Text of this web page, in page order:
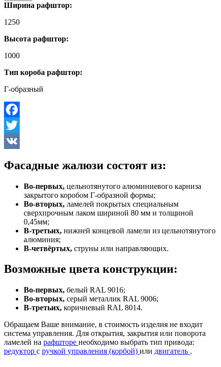
Ширина рафштор:
1250
Высота рафштор:
1000
Тип короба рафштор:
Г-образный
Facebook
Twitter
Фасадные жалюзи состоят из:
Во-первых, цельнотянутого алюминиевого карниза
закрытого коробом Г-образной формы;
Во-вторых, ламелей покрытых специальным
сверхпрочным лаком шириной 80 мм и толщиной
0,45мм;
В-третьих, нижней концевой ламели из цельнотянутого
алюминия;
В-четвёртых, струны или направляющих.
Возможные цвета конструкции:
Во-первых, белый RAL 9016;
Во-вторых, серый металлик RAL 9006;
В-третьих, коричневый RAL 8014.
Обращаем Ваше внимание, в стоимость изделия не входит
система управления. Для открытия, закрытия или поворота
ламелей на рафшторе необходимо выбрать тип привода:
редуктор с ручкой управления (корбой) или двигатель .